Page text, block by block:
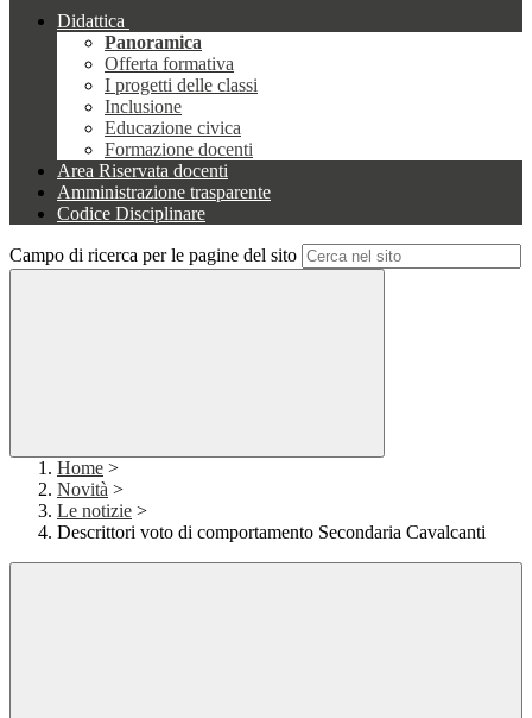
Didattica
Panoramica
Offerta formativa
I progetti delle classi
Inclusione
Educazione civica
Formazione docenti
Area Riservata docenti
Amministrazione trasparente
Codice Disciplinare
Campo di ricerca per le pagine del sito
Home >
Novità >
Le notizie >
Descrittori voto di comportamento Secondaria Cavalcanti